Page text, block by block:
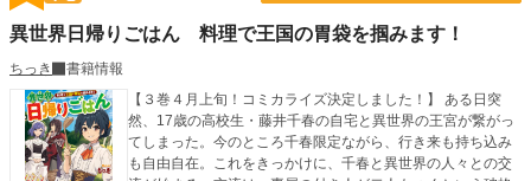
異世界日帰りごはん 料理で王国の胃袋を掴みます！
ちっき
書籍情報
【３巻４月上旬！コミカライズ決定しました！】 ある日突
然、17歳の高校生・藤井千春の自宅と異世界の王宮が繋がっ
てしまった。今のところ千春限定ながら、行き来も持ち込み
も自由自在。これをきっかけに、千春と異世界の人々との交